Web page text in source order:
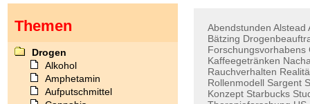
Abendstunden Alstead
Bätzing
Forschungsvorhabens
Kaffeegetränken
Rauchverhalten
Rollenmodell Sargent
Konzept Starbucks
Themen
Drogen
Alkohol
Amphetamin
Aufputschmittel